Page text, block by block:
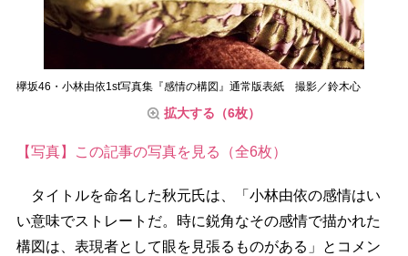
欅坂46・小林由依1st写真集『感情の構図』通常版表紙 撮影／鈴木心
拡大する（6枚）
【写真】この記事の写真を見る（全6枚）
タイトルを命名した秋元氏は、「小林由依の感情はい
い意味でストレートだ。時に鋭角なその感情で描かれた
構図は、表現者として眼を見張るものがある」とコメン